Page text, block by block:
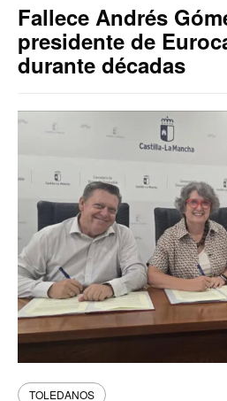
Fallece Andrés
presidente de
durante décadas
TOLEDANOS